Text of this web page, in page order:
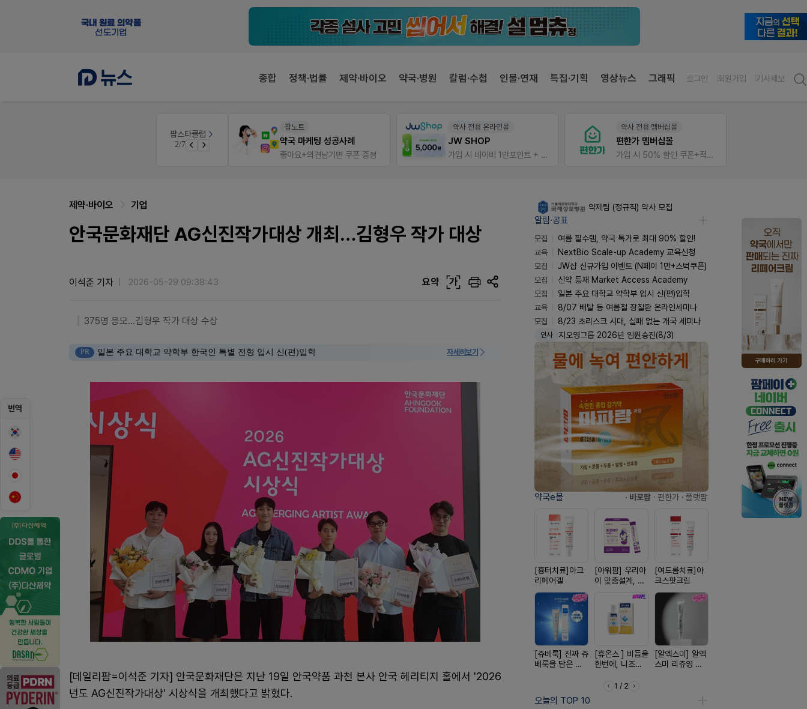
종합 정책·법률 제약·바이오 약국·병원 칼럼·수첩 인물·연재 특집·기획 영상뉴스 그래픽 로그인 회원가입 기사제보
팜스타클럽
3/7
근육통은 오래가니깐!
팜노트
약국 마케팅 성공사례
좋아요+의견남기면 쿠폰 증정
약사 전용 온라인몰
JW SHOP
가입 시 네이버 1만포인트 + 스벅쿠폰
약사 전용 멤버십몰
편한가 멤버십몰
가입 시 50% 할인 쿠폰+적립금까지!
번역
제약·바이오 기업
안국문화재단 AG신진작가대상 개최…김형우 작가 대상
이석준 기자 2026-05-29 09:38:43 요약 가
375명 응모…김형우 작가 대상 수상
PR 일본 주요 대학교 약학부 한국인 특별 전형 입시 신(편)입학 자세히보기
[데일리팜=이석준 기자] 안국문화재단은 지난 19일 안국약품 과천 본사 안국 헤리티지 홀에서 '2026
년도 AG신진작가대상' 시상식을 개최했다고 밝혔다.
약제팀 (정규직) 약사 모집
알림·공표
모집
여름 필수템, 약국 특가로 최대 90% 할인!
교육
NextBio Scale-up Academy 교육신청
모집
JW샵 신규가입 이벤트 (N페이 1만+스벅쿠폰)
모집
신약 등재 Market Access Academy
모집
일본 주요 대학교 약학부 입시 신(편)입학
교육
8/07 배탈 등 여름철 장질환 온라인세미나
모집
8/23 초리스크 시대, 실패 없는 개국 세미나
인사 지오영그룹 2026년 임원승진(8/3)
약국e몰 · 바로팜 · 편한가 · 플랫팜
[흉터치료]아크
리페어겔
[아워팜] 우리아
이 맞춤설계, 바
[여드름치료]아
크스팟크림
[쥬베룩] 진짜 쥬
베룩을 담은 약
[휴온스 ] 비듬을
한번에, 니조랄
[알엑스미] 알엑
스미 리쥬영 울
1 / 2
오늘의 TOP 10